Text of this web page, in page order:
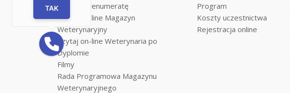
Zamów prenumeratę
Czytaj on-line Magazyn
Weterynaryjny
Czytaj on-line Weterynaria po
Dyplomie
Filmy
Rada Programowa Magazynu
Weterynaryjnego
Program
Koszty uczestnictwa
Rejestracja online
TAK